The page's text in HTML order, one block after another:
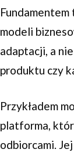
modeli
adaptacji, a
produktu czy
Przykładem
platforma,
odbiorcami.